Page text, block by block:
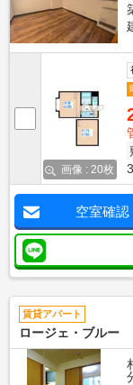
画像 : 20枚
空室確認
賃貸アパート
ロージェ・ブルー